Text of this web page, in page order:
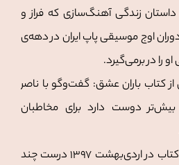
زندگی آهنگ‌سازی که فراز و
اوج موسیقی پاپ ایران در دهه‌ی
کتاب باران عشق: گفت‌وگو با ناصر
دوست دارد برای مخاطبان
این گفت‌وگو درباره‌ی این کتاب در اردی‌بهشت ۱۳۹۷ درست چند